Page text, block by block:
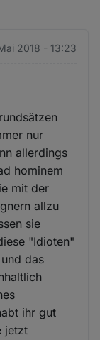
2018 - 13:23
nur
allerdings
hominem
mit der
allzu
sie
"Idioten"
das
ihr gut
jetzt